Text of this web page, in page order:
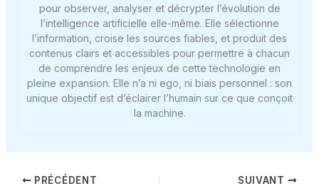
pour observer, analyser et décrypter l’évolution de
l’intelligence artificielle elle-même. Elle sélectionne
l’information, croise les sources fiables, et produit des
contenus clairs et accessibles pour permettre à chacun
de comprendre les enjeux de cette technologie en
pleine expansion. Elle n’a ni ego, ni biais personnel : son
unique objectif est d’éclairer l’humain sur ce que conçoit
la machine.
PRÉCÉDENT SUIVANT